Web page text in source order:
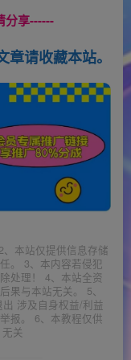
分享------
请收藏本站。
本站仅提供信息存储
。 3、本内容若侵犯
处理！ 4、本站全资
果与本站无关。 5、
涉及自身权益/利益
报。 6、本教程仅供
关